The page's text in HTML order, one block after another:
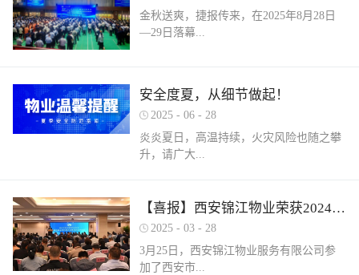
金秋送爽，捷报传来，在2025年8月28日
—29日落幕...
业职业技能竞赛中， 西安锦江物业服务有
限公司的选手们表现卓越，凭借扎实的理
论知识、精湛的操作技能和临危不乱的现
场发挥，在物业管理师、电工、消防设施
市住房和城乡建设局指导、市物业管理行
业协会主办，是全市物业管理行业一年一
度规格最高、水平最强、影响最广的职业
技能盛会。本次竞赛，共有来自全市60余
家物业企业的1300余名物业从业人员参
安全度夏，从细节做起！
2025 - 06 - 28
炎炎夏日，高温持续，火灾风险也随之攀
升，请广大...
业主做好夏季安全防范工作。风险在于防
范，平安才是幸福！西安锦江物业提醒
夏季高温，引发火灾事故占比较高，空
调、冰箱、电风扇等大功率电器的使用频
【喜报】西安锦江物业荣获2024年度优秀单位、全市技能竞赛优秀个人及优秀组织单位多项荣誉
2025 - 03 - 28
3月25日，西安锦江物业服务有限公司参
加了西安市...